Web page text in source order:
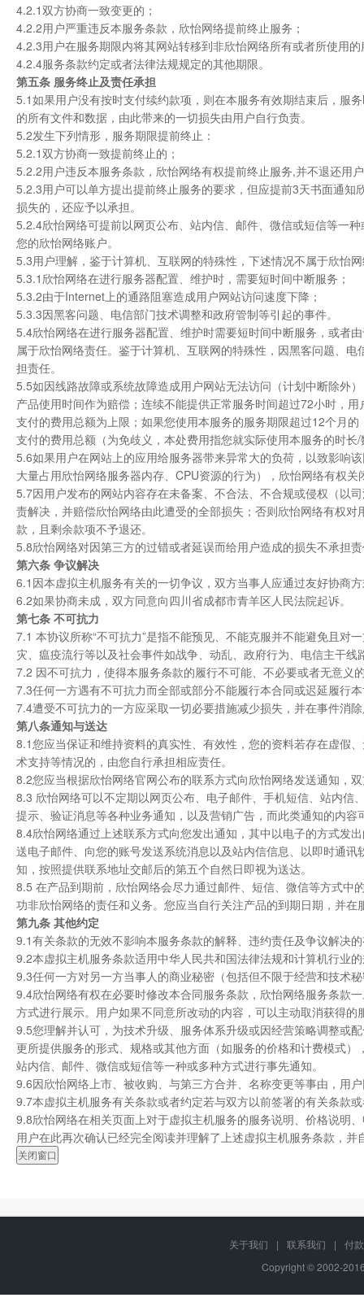
4.2.1双方协商一致变更的；
4.2.2用户严重违反本服务条款，欣怡网络提前终止服务；
4.2.3用户在服务期限内将其网站转移到非欣怡网络所有或者所使用
4.2.4服务条款约定或者法律法规规定的其他期限。
第五条 服务终止及责任承担
5.1如果用户没有按时支付续约款项，则在本服务有效期结束后，服
的所有文件和数据，由此带来的一切损失由用户自行负责。
5.2发生下列情形，服务期限提前终止：
5.2.1双方协商一致提前终止的；
5.2.2用户违反本服务条款，欣怡网络有权提前终止服务,并不退还用
5.2.3用户可以单方提出提前终止服务的要求，但应提前3天书面通
损失的，还应予以承担。
5.2.4欣怡网络可提前以网页公布、站内信、邮件、微信或短信等一
您的欣怡网络账户。
5.3用户理解，鉴于计算机、互联网的特殊性，下述情况不属于欣怡
5.3.1欣怡网络在进行服务器配置、维护时，需要短时间中断服务；
5.3.2由于Internet上的通路阻塞造成用户网站访问速度下降；
5.3.3因黑客问题、电信部门技术调整和政府管制等引起的事件。
5.4欣怡网络在进行服务器配置、维护时需要短时间中断服务，或者
属于欣怡网络责任。鉴于计算机、互联网的特殊性，因黑客问题、
担责任。
5.5如因线路故障或系统故障造成用户网站无法访问（计划中断除外
产品使用时间作为赔偿；连续不能提供正常服务时间超过72小时，
支付的费用总额为上限；如果您使用本服务的服务期限超过12个月
支付的费用总额（为免歧义，本处费用指您就实际使用本服务的时
5.6如果用户在网站上的应用给服务器带来异常大的负荷，以致影响
大量占用欣怡网络服务器内存、CPU资源的行为），欣怡网络有权
5.7因用户发布的网站内容存在未备案、不合法、不合规或侵权（以
责解决，并赔偿欣怡网络由此遭受的全部损失；否则欣怡网络有权
款，且剩余款项不予退还。
5.8欣怡网络对因第三方的过错或者延误而给用户造成的损失不承担
第六条 争议解决
6.1因本虚拟主机服务有关的一切争议，双方当事人应通过友好协商
6.2如果协商未成，双方同意向四川省成都市青羊区人民法院起诉。
第七条 不可抗力
7.1 本协议所称“不可抗力”是指不能预见、不能克服并不能避免且
灾、瘟疫流行等以及社会事件如战争、动乱、政府行为、电信主干
7.2 因不可抗力，使得本服务条款的履行不可能、不必要或者无意义
7.3任何一方遇有不可抗力而全部或部分不能履行本合同或迟延履行
7.4遭受不可抗力的一方应采取一切必要措施减少损失，并在事件消
第八条通知与送达
8.1您应当保证和维持资料的真实性、有效性，您的资料若存在虚假
术支持等情况的，由您自行承担相应责任。
8.2您应当根据欣怡网络官网公布的联系方式向欣怡网络发送通知，
8.3 欣怡网络可以不定期以网页公布、电子邮件、手机短信、站内
提示、验证消息等各种业务通知，以及营销广告，而此类通知的内
8.4欣怡网络通过上述联系方式向您发出通知，其中以电子的方式发
送电子邮件、向您的账号发送系统消息以及站内信信息、以即时通
知，按照提供联系地址交邮后的第五个自然日即视为送达。
8.5 在产品到期前，欣怡网络会尽力通过邮件、短信、微信等方式
功非欣怡网络的责任和义务。您应当自行关注产品的到期日期，并在
第九条 其他约定
9.1有关条款的无效不影响本服务条款的解释、违约责任及争议解决
9.2本虚拟主机服务条款适用中华人民共和国法律法规和计算机行业
9.3任何一方对另一方当事人的商业秘密（包括但不限于经营和技术
9.4欣怡网络有权在必要时修改本合同服务条款，欣怡网络服务条款
方式进行展示。用户如果不同意所改动的内容，可以主动取消获得
9.5您理解并认可，为技术升级、服务体系升级或因经营策略调整或
更所提供服务的形式、规格或其他方面（如服务的价格和计费模式
站内信、邮件、微信或短信等一种或多种方式进行事先通知。
9.6因欣怡网络上市、被收购、与第三方合并、名称变更等事由，用
9.7本虚拟主机服务有关条款或者约定若与双方以前签署的有关条款
9.8欣怡网络在相关页面上对于虚拟主机服务的服务说明、价格说明
用户在此再次确认已经完全阅读并理解了上述虚拟主机服务条款，
关于我们 | 联系我们 |
付
Copyright © 2002-